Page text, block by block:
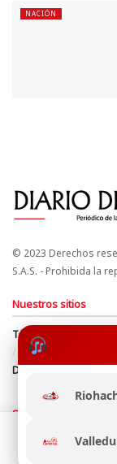
NACIÓN
© 2023 Derechos
S.A.S. - Prohibida la
Nuestros sitios
Términos y
Política de uso de
Directrices Editoriales
Síguenos
Esta página
navegación, al